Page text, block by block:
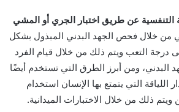
التنفسية عن طريق اختبار الجري أو المشي
من خلال فحص الجهد البدني المبذول بشكل
درجة التعب ويتم ذلك من خلال قيام الفرد
البدني، ومن أبرز الطرق التي تستخدم أيضًا
التي يتمتع بها الإنسان استخدام
ذلك من خلال الاختبارات الميدانية.